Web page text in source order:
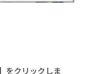
をクリックしま